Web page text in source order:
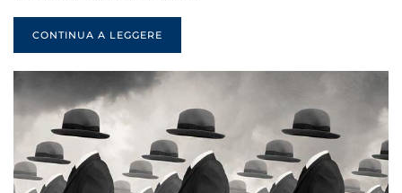
CONTINUA A LEGGERE